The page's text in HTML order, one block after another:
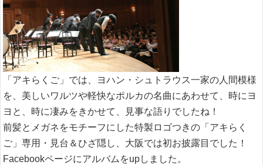
「アキらくご」では、ヨハン・シュトラウス一家の人間模様
を、美しいワルツや軽快なポルカの名曲にあわせて、時にヨ
ヨと、時に凄みをきかせて、見事な語りでしたね！
前髪とメガネをモチーフにした特製ロゴつきの「アキらく
ご」専用・見台＆ひざ隠し、大阪では初お披露目でした！
Facebookページにアルバムをupしました。